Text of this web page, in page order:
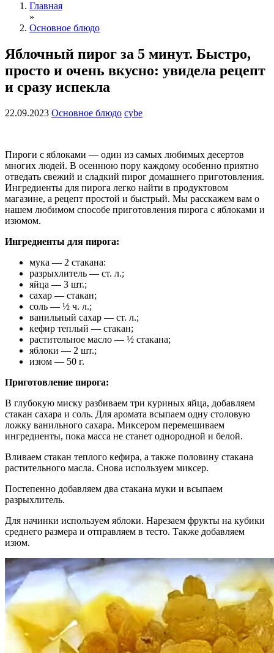
Главная
»
Основное блюдо
Яблочный пирог за 5 минут. Быстро,
просто и очень вкусно: увидела рецепт
и сразу испекла
22.09.2023 Основное блюдо cybe
Пироги с яблоками — один из самых любимых десертов
многих людей. В осеннюю пору каждому особенно приятно
отведать свежий и сладкий пирог домашнего приготовления.
Ингредиенты для пирога легко найти в продуктовом
магазине, а рецепт простой и быстрый. Мы расскажем вам о
нашем любимом способе приготовления пирога с яблоками и
изюмом.
Ингредиенты для пирога:
мука — 2 стакана:
разрыхлитель — ст. л.;
яйца — 3 шт.;
сахар — стакан;
соль — ½ ч. л.;
ванильный сахар — ст. л.;
кефир теплый — стакан;
растительное масло — ½ стакана;
яблоки — 2 шт.;
изюм — 50 г.
Приготовление пирога:
В глубокую миску разбиваем три куриных яйца, добавляем
стакан сахара и соль. Для аромата всыпаем одну столовую
ложку ванильного сахара. Миксером перемешиваем
ингредиенты, пока масса не станет однородной и белой.
Вливаем стакан теплого кефира, а также половину стакана
растительного масла. Снова используем миксер.
Постепенно добавляем два стакана муки и всыпаем
разрыхлитель.
Для начинки используем яблоки. Нарезаем фрукты на кубики
среднего размера и отправляем в тесто. Также добавляем
изюм.